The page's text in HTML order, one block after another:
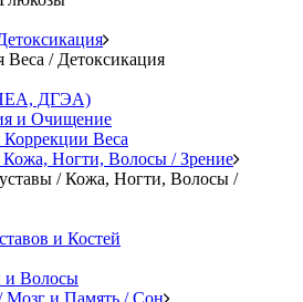
Веса / Детоксикация
ДГЭА)
и Очищение
Коррекции Веса
Ногти, Волосы / Зрение
/ Кожа, Ногти, Волосы /
и Костей
и Волосы
Мозг и Память / Сон